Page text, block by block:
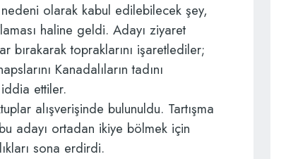
olarak kabul edilebilecek şey,
haline geldi. Adayı ziyaret
bırakarak topraklarını işaretlediler;
Kanadalıların tadını
ettiler.
alışverişinde bulunuldu. Tartışma
adayı ortadan ikiye bölmek için
sona erdirdi.